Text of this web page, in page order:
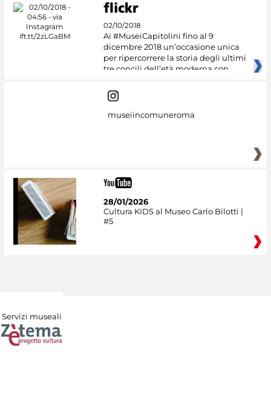
02/10/2018
Ai #MuseiCapitolini fino al 9
dicembre 2018 un’occasione unica
per ripercorrere la storia degli ultimi
tre concili dell’età moderna con
museiincomuneroma
28/01/2026
Cultura KIDS al Museo Carlo Bilotti |
#5
Servizi museali